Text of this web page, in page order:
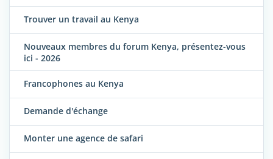
Trouver un travail au Kenya
Nouveaux membres du forum Kenya, présentez-vous
ici - 2026
Francophones au Kenya
Demande d'échange
Monter une agence de safari